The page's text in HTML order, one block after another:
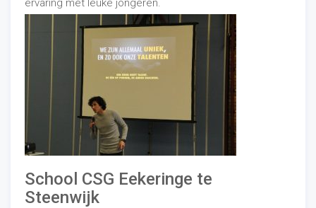
ervaring met leuke jongeren.
School CSG Eekeringe te
Steenwijk